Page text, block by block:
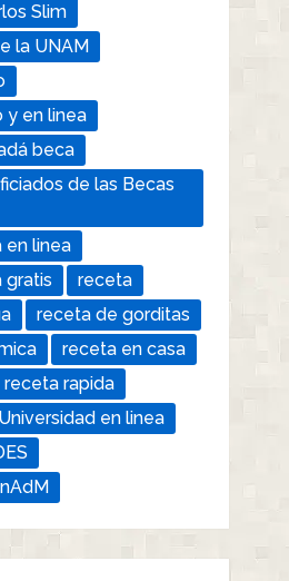
Slim
la UNAM
y en linea
beca
de las Becas
en linea
gratis
receta
receta de gorditas
receta en casa
receta rapida
Universidad en linea